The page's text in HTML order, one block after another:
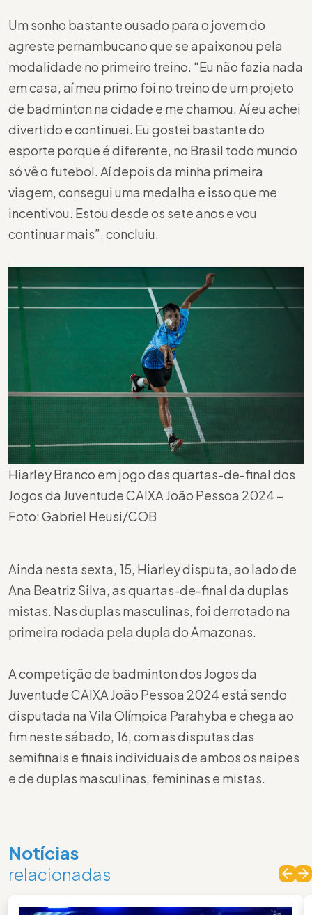
Um sonho bastante ousado para o jovem do
agreste pernambucano que se apaixonou pela
modalidade no primeiro treino. “Eu não fazia nada
em casa, aí meu primo foi no treino de um projeto
de badminton na cidade e me chamou. Aí eu achei
divertido e continuei. Eu gostei bastante do
esporte porque é diferente, no Brasil todo mundo
só vê o futebol. Aí depois da minha primeira
viagem, consegui uma medalha e isso que me
incentivou. Estou desde os sete anos e vou
continuar mais”, concluiu.
Hiarley Branco em jogo das quartas-de-final dos
Jogos da Juventude CAIXA João Pessoa 2024 –
Foto: Gabriel Heusi/COB
Ainda nesta sexta, 15, Hiarley disputa, ao lado de
Ana Beatriz Silva, as quartas-de-final da duplas
mistas. Nas duplas masculinas, foi derrotado na
primeira rodada pela dupla do Amazonas.
A competição de badminton dos Jogos da
Juventude CAIXA João Pessoa 2024 está sendo
disputada na Vila Olímpica Parahyba e chega ao
fim neste sábado, 16, com as disputas das
semifinais e finais individuais de ambos os naipes
e de duplas masculinas, femininas e mistas.
Notícias
relacionadas